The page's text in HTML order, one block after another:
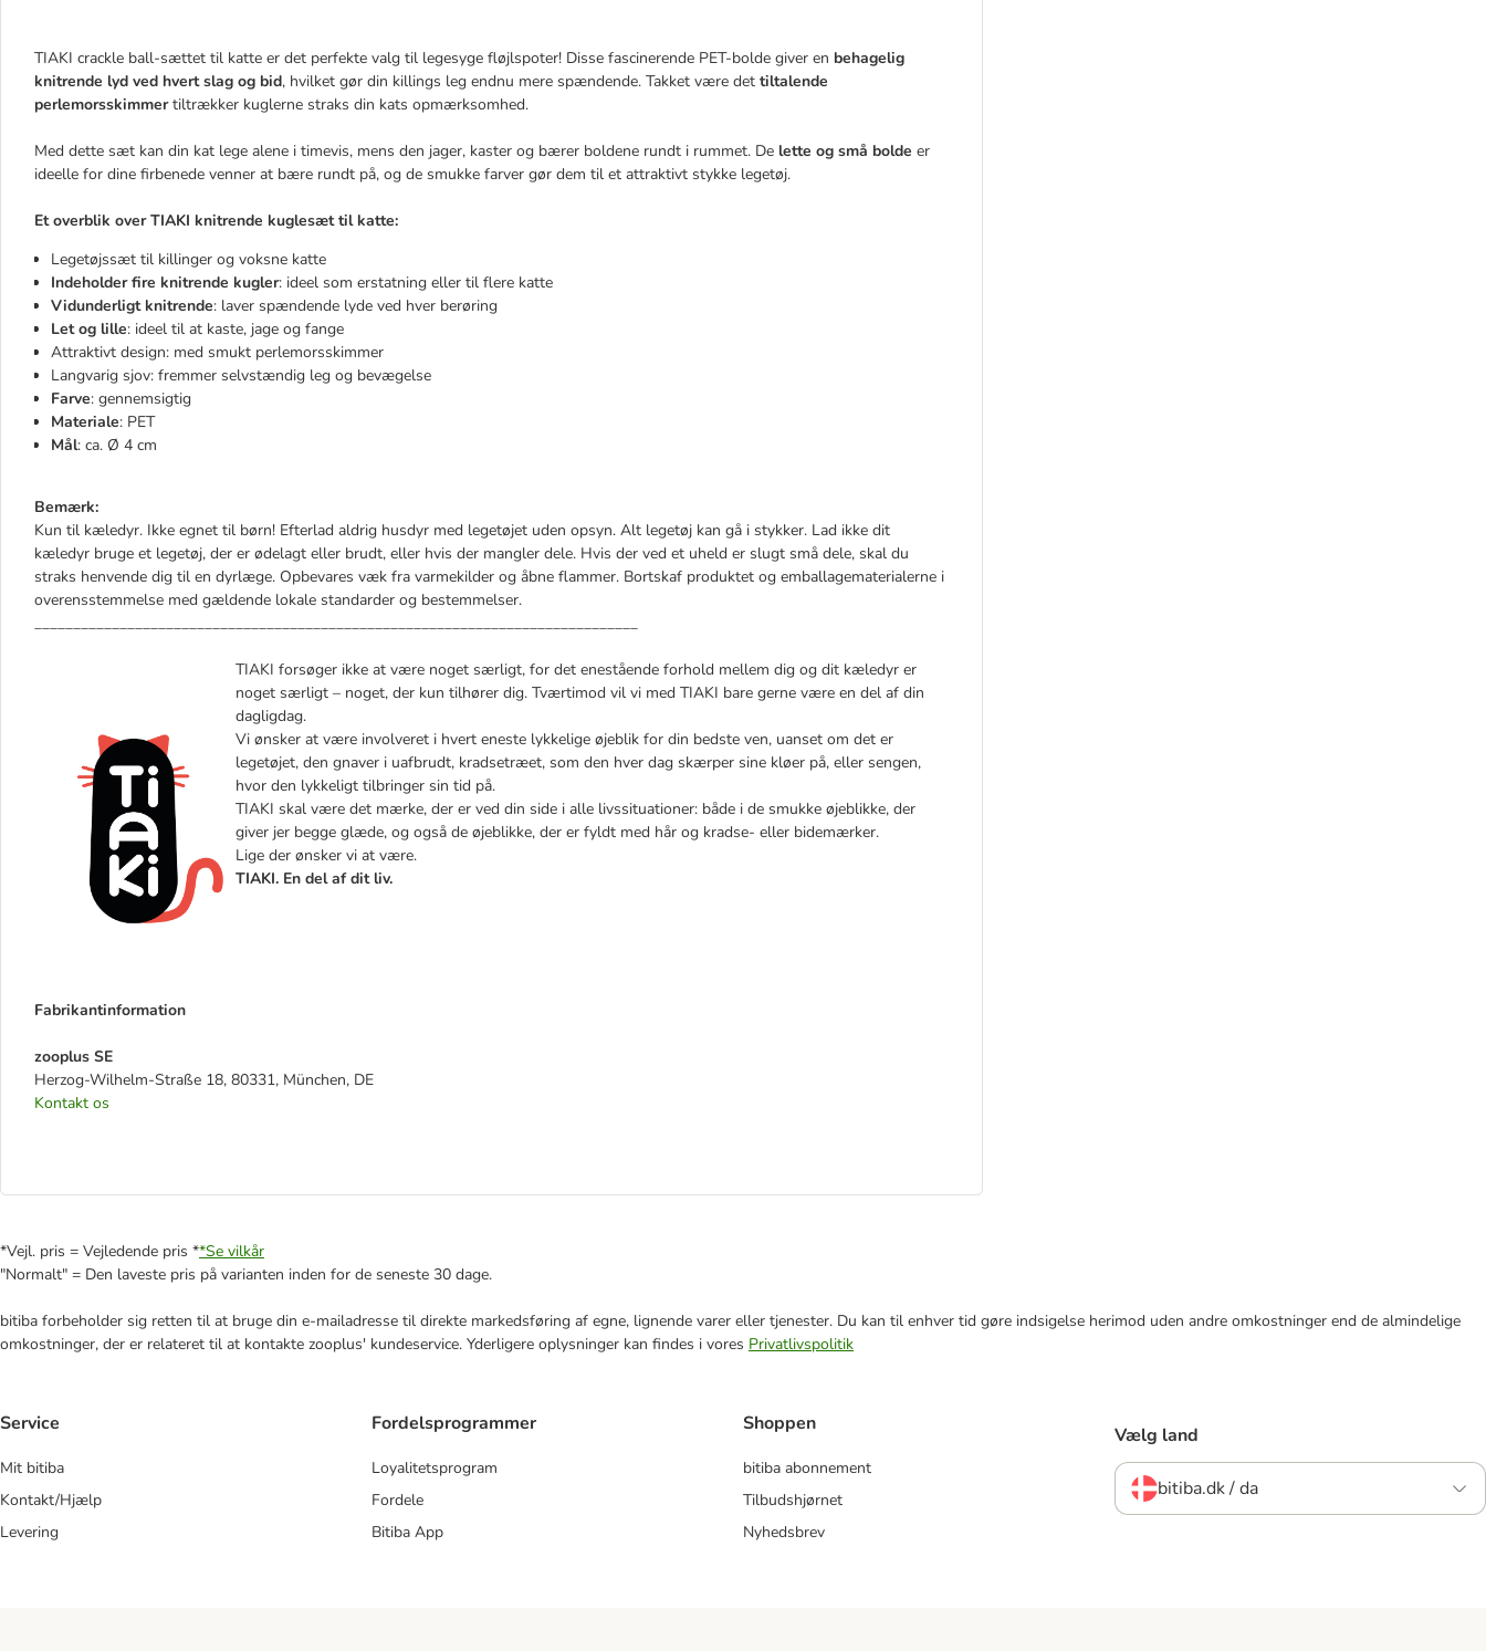
TIAKI crackle ball-sættet til katte er det perfekte valg til legesyge fløjlspoter! Disse fascinerende PET-bolde giver en behagelig
knitrende lyd ved hvert slag og bid, hvilket gør din killings leg endnu mere spændende. Takket være det tiltalende
perlemorsskimmertiltrækker kuglerne straks din kats opmærksomhed.
Med dette sæt kan din kat lege alene i timevis, mens den jager, kaster og bærer boldene rundt i rummet. De lette og små bolde er
ideelle for dine firbenede venner at bære rundt på, og de smukke farver gør dem til et attraktivt stykke legetøj.
Et overblik over TIAKI knitrende kuglesæt til katte:
Legetøjssæt til killinger og voksne katte
Indeholder fire knitrende kugler: ideel som erstatning eller til flere katte
Vidunderligt knitrende: laver spændende lyde ved hver berøring
Let og lille: ideel til at kaste, jage og fange
Attraktivt design: med smukt perlemorsskimmer
Langvarig sjov: fremmer selvstændig leg og bevægelse
Farve: gennemsigtig
Materiale: PET
Mål: ca. Ø 4 cm
Bemærk:
Kun til kæledyr. Ikke egnet til børn! Efterlad aldrig husdyr med legetøjet uden opsyn. Alt legetøj kan gå i stykker. Lad ikke dit
kæledyr bruge et legetøj, der er ødelagt eller brudt, eller hvis der mangler dele. Hvis der ved et uheld er slugt små dele, skal du
straks henvende dig til en dyrlæge. Opbevares væk fra varmekilder og åbne flammer. Bortskaf produktet og emballagematerialerne i
overensstemmelse med gældende lokale standarder og bestemmelser.
______________________________________________________________________________
TIAKI forsøger ikke at være noget særligt, for det enestående forhold mellem dig og dit kæledyr er
noget særligt – noget, der kun tilhører dig. Tværtimod vil vi med TIAKI bare gerne være en del af din
dagligdag.
Vi ønsker at være involveret i hvert eneste lykkelige øjeblik for din bedste ven, uanset om det er
legetøjet, den gnaver i uafbrudt, kradsetræet, som den hver dag skærper sine kløer på, eller sengen,
hvor den lykkeligt tilbringer sin tid på.
TIAKI skal være det mærke, der er ved din side i alle livssituationer: både i de smukke øjeblikke, der
giver jer begge glæde, og også de øjeblikke, der er fyldt med hår og kradse- eller bidemærker.
Lige der ønsker vi at være.
TIAKI. En del af dit liv.
Fabrikantinformation
zooplus SE
Herzog-Wilhelm-Straße 18, 80331, München, DE
Kontakt os
*Vejl. pris = Vejledende pris **Se vilkår
"Normalt" = Den laveste pris på varianten inden for de seneste 30 dage.
bitiba forbeholder sig retten til at bruge din e-mailadresse til direkte markedsføring af egne, lignende varer eller tjenester. Du kan til enhver tid gøre indsigelse herimod uden andre omkostninger end de almindelige
omkostninger, der er relateret til at kontakte zooplus' kundeservice. Yderligere oplysninger kan findes i vores Privatlivspolitik
Service
Mit bitiba
Kontakt/Hjælp
Levering
Fordelsprogrammer
Loyalitetsprogram
Fordele
Bitiba App
Shoppen
bitiba abonnement
Tilbudshjørnet
Nyhedsbrev
Vælg land
bitiba.dk / da